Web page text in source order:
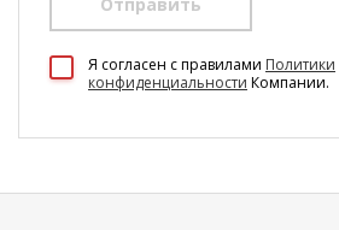
Я согласен c правилами Политики
конфиденциальности Компании.